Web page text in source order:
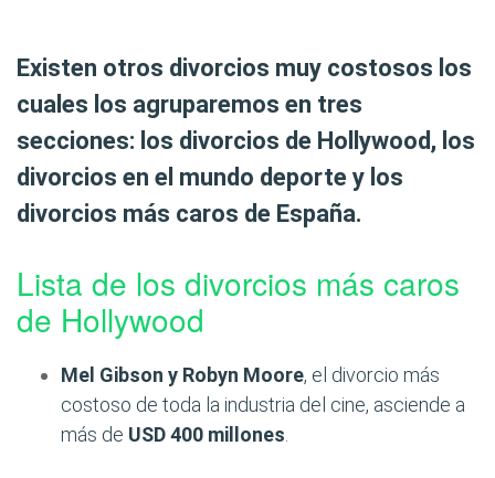
Existen otros divorcios muy costosos los
cuales los agruparemos en tres
secciones: los divorcios de Hollywood, los
divorcios en el mundo deporte y los
divorcios más caros de España.
Lista de los divorcios más caros
de Hollywood
Mel Gibson y Robyn Moore, el divorcio más
costoso de toda la industria del cine, asciende a
más de USD 400 millones